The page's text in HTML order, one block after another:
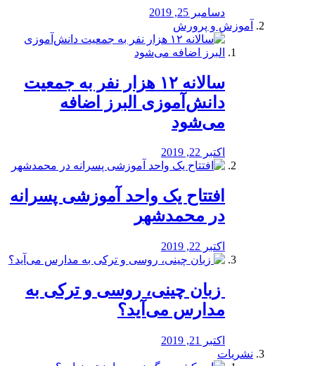
دسامبر 25, 2019
آموزش و پرورش
️سالانه ۱۲ هزار نفر به جمعیت
دانش‌آموزی البرز اضافه
می‌شود
اکتبر 22, 2019
افتتاح یک واحد آموزشی پسرانه
در محمدشهر
اکتبر 22, 2019
️ زبان چینی، روسی و ترکی به
مدارس می‌آید؟
اکتبر 21, 2019
نشریات